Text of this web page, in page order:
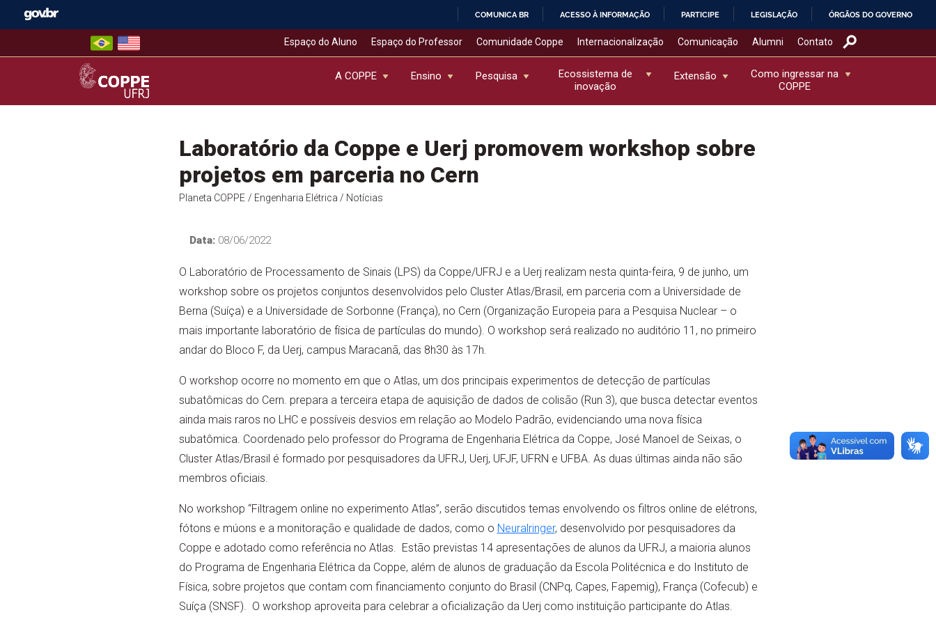
COMUNICA BR ACESSO À INFORMAÇÃO PARTICIPE LEGISLAÇÃO ÓRGÃOS DO GOVERNO
Espaço do Aluno Espaço do Professor Comunidade Coppe Internacionalização Comunicação Alumni Contato
COPPE – UFRJ
A COPPE Ensino Pesquisa
Ecossistema de
inovação
Extensão
Como ingressar na
COPPE
Laboratório da Coppe e Uerj promovem workshop sobre
projetos em parceria no Cern
Planeta COPPE / Engenharia Elétrica / Notícias
Data:08/06/2022
O Laboratório de Processamento de Sinais (LPS) da Coppe/UFRJ e a Uerj realizam nesta quinta-feira, 9 de junho, um
workshop sobre os projetos conjuntos desenvolvidos pelo Cluster Atlas/Brasil, em parceria com a Universidade de
Berna (Suíça) e a Universidade de Sorbonne (França), no Cern (Organização Europeia para a Pesquisa Nuclear – o
mais importante laboratório de física de partículas do mundo). O workshop será realizado no auditório 11, no primeiro
andar do Bloco F, da Uerj, campus Maracanã, das 8h30 às 17h.
O workshop ocorre no momento em que o Atlas, um dos principais experimentos de detecção de partículas
subatômicas do Cern. prepara a terceira etapa de aquisição de dados de colisão (Run 3), que busca detectar eventos
ainda mais raros no LHC e possíveis desvios em relação ao Modelo Padrão, evidenciando uma nova física
subatômica. Coordenado pelo professor do Programa de Engenharia Elétrica da Coppe, José Manoel de Seixas, o
Cluster Atlas/Brasil é formado por pesquisadores da UFRJ, Uerj, UFJF, UFRN e UFBA. As duas últimas ainda não são
membros oficiais.
No workshop “Filtragem online no experimento Atlas”, serão discutidos temas envolvendo os filtros online de elétrons,
fótons e múons e a monitoração e qualidade de dados, como o Neuralringer, desenvolvido por pesquisadores da
Coppe e adotado como referência no Atlas. Estão previstas 14 apresentações de alunos da UFRJ, a maioria alunos
do Programa de Engenharia Elétrica da Coppe, além de alunos de graduação da Escola Politécnica e do Instituto de
Física, sobre projetos que contam com financiamento conjunto do Brasil (CNPq, Capes, Fapemig), França (Cofecub) e
Suíça (SNSF). O workshop aproveita para celebrar a oficialização da Uerj como instituição participante do Atlas.